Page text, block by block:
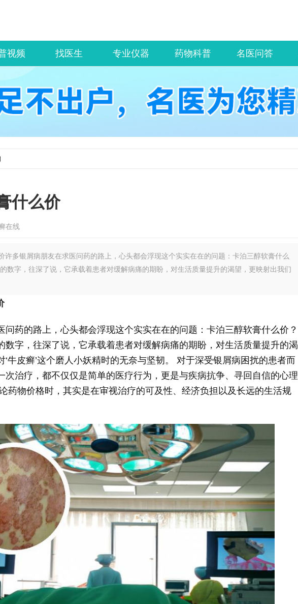
视频 找医生 专业仪器 药物科普 名医问答
什么价
在线
许多银屑病朋友在求医问药的路上，心头都会浮现这个实实在在的问题：卡泊三醇软膏什么
数字，往深了说，它承载着患者对缓解病痛的期盼，对生活质量提升的渴望，更映射出我们
问药的路上，心头都会浮现这个实实在在的问题：卡泊三醇软膏什么价？
数字，往深了说，它承载着患者对缓解病痛的期盼，对生活质量提升的渴
‘牛皮癣’这个磨人小妖精时的无奈与坚韧。 对于深受银屑病困扰的患者而
次治疗，都不仅仅是简单的医疗行为，更是与疾病抗争、寻回自信的心理
药物价格时，其实是在审视治疗的可及性、经济负担以及长远的生活规